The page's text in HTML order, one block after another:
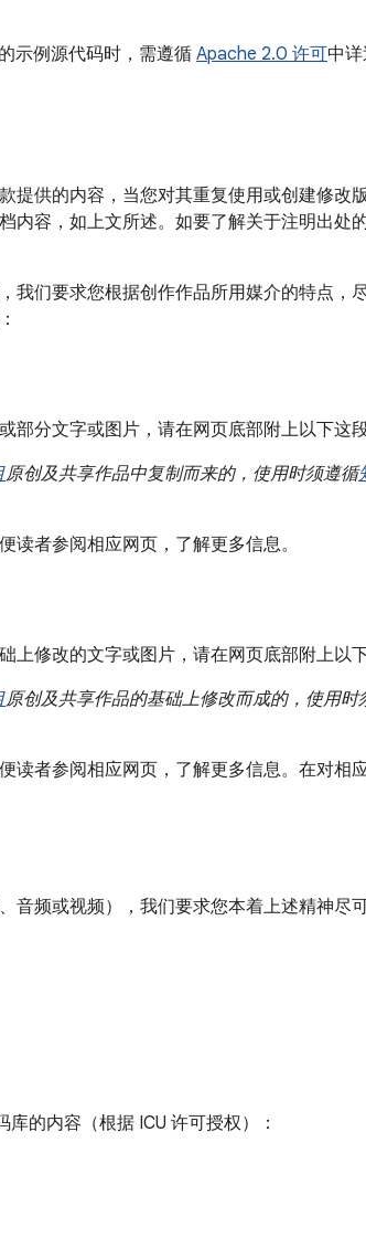
示例源代码时，需遵循 Apache 2.0 许可中详
提供的内容，当您对其重复使用或创建修改
内容，如上文所述。如要了解关于注明出处
我们要求您根据创作作品所用媒介的特点，
部分文字或图片，请在网页底部附上以下这
原创及共享作品中复制而来的，使用时须遵循
读者参阅相应网页，了解更多信息。
上修改的文字或图片，请在网页底部附上以
原创及共享作品的基础上修改而成的，使用时
读者参阅相应网页，了解更多信息。在对相
音频或视频），我们要求您本着上述精神尽
的内容（根据 ICU 许可授权）：